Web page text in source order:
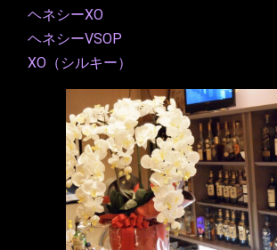
ヘネシーXO
ヘネシーVSOP
XO（シルキー）